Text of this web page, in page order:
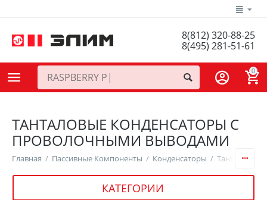
8(812) 320-88-25
8(495) 281-51-61
0
ТАНТАЛОВЫЕ КОНДЕНСАТОРЫ С
ПРОВОЛОЧНЫМИ ВЫВОДАМИ
Главная / Пассивные Компоненты / Конденсаторы / Танталовые
КАТЕГОРИИ